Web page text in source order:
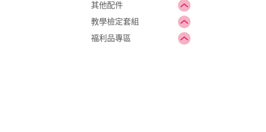
其他配件
教學檢定套組
福利品專區